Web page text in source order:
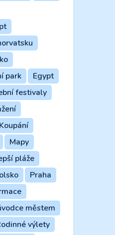
park
Egypt
festivaly
Koupání
Mapy
pláže
Praha
městem
výlety